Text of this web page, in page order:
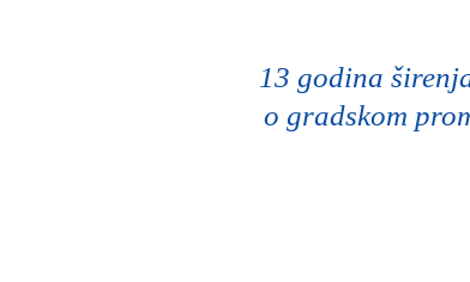
13 godina
o gradskom